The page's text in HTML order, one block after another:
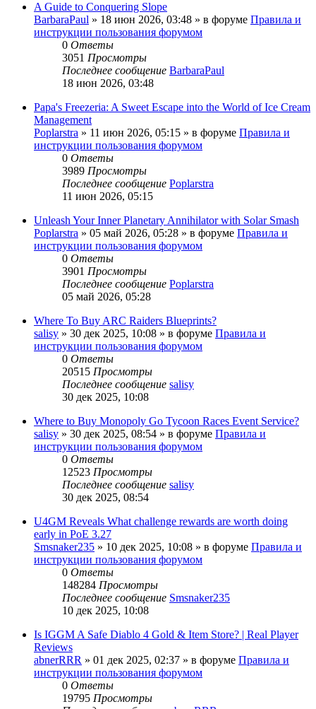
A Guide to Conquering Slope
BarbaraPaul » 18 июн 2026, 03:48 » в форуме Правила и
инструкции пользования форумом
0 Ответы
3051 Просмотры
Последнее сообщение BarbaraPaul
18 июн 2026, 03:48
Papa's Freezeria: A Sweet Escape into the World of Ice Cream
Management
Poplarstra » 11 июн 2026, 05:15 » в форуме Правила и
инструкции пользования форумом
0 Ответы
3989 Просмотры
Последнее сообщение Poplarstra
11 июн 2026, 05:15
Unleash Your Inner Planetary Annihilator with Solar Smash
Poplarstra » 05 май 2026, 05:28 » в форуме Правила и
инструкции пользования форумом
0 Ответы
3901 Просмотры
Последнее сообщение Poplarstra
05 май 2026, 05:28
Where To Buy ARC Raiders Blueprints?
salisy » 30 дек 2025, 10:08 » в форуме Правила и
инструкции пользования форумом
0 Ответы
20515 Просмотры
Последнее сообщение salisy
30 дек 2025, 10:08
Where to Buy Monopoly Go Tycoon Races Event Service?
salisy » 30 дек 2025, 08:54 » в форуме Правила и
инструкции пользования форумом
0 Ответы
12523 Просмотры
Последнее сообщение salisy
30 дек 2025, 08:54
U4GM Reveals What challenge rewards are worth doing
early in PoE 3.27
Smsnaker235 » 10 дек 2025, 10:08 » в форуме Правила и
инструкции пользования форумом
0 Ответы
148284 Просмотры
Последнее сообщение Smsnaker235
10 дек 2025, 10:08
Is IGGM A Safe Diablo 4 Gold & Item Store? | Real Player
Reviews
abnerRRR » 01 дек 2025, 02:37 » в форуме Правила и
инструкции пользования форумом
0 Ответы
19795 Просмотры